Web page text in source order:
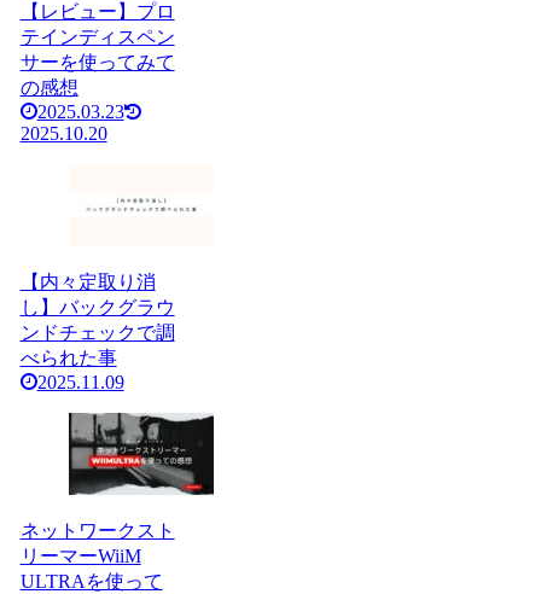
【レビュー】プロ
テインディスペン
サーを使ってみて
の感想
2025.03.23
2025.10.20
【内々定取り消
し】バックグラウ
ンドチェックで調
べられた事
2025.11.09
ネットワークスト
リーマーWiiM
ULTRAを使って